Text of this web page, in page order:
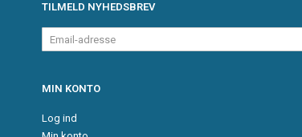
TILMELD NYHEDSBREV
Email-
adresse
MIN KONTO
Log ind